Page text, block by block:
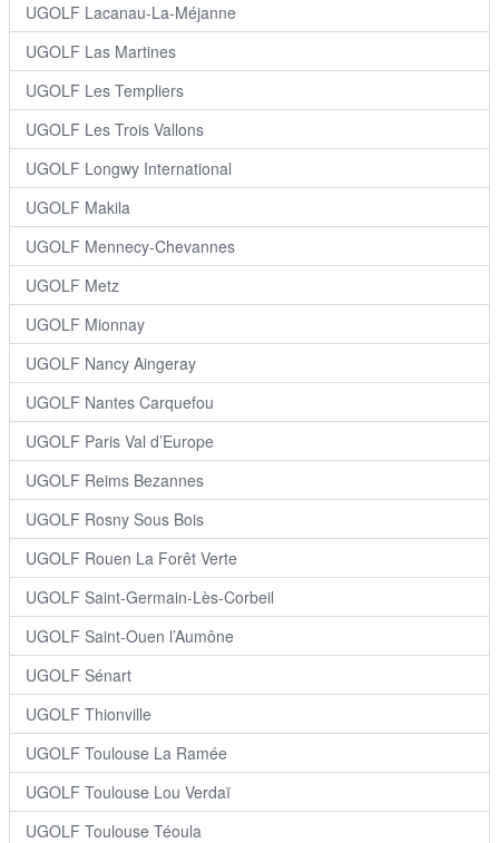
UGOLF Lacanau-La-Méjanne
UGOLF Las Martines
UGOLF Les Templiers
UGOLF Les Trois Vallons
UGOLF Longwy International
UGOLF Makila
UGOLF Mennecy-Chevannes
UGOLF Metz
UGOLF Mionnay
UGOLF Nancy Aingeray
UGOLF Nantes Carquefou
UGOLF Paris Val d’Europe
UGOLF Reims Bezannes
UGOLF Rosny Sous Bois
UGOLF Rouen La Forêt Verte
UGOLF Saint-Germain-Lès-Corbeil
UGOLF Saint-Ouen l’Aumône
UGOLF Sénart
UGOLF Thionville
UGOLF Toulouse La Ramée
UGOLF Toulouse Lou Verdaï
UGOLF Toulouse Téoula